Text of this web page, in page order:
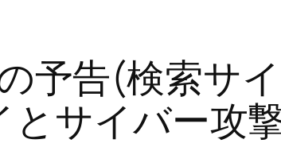
予告(検索サ
とサイバー攻